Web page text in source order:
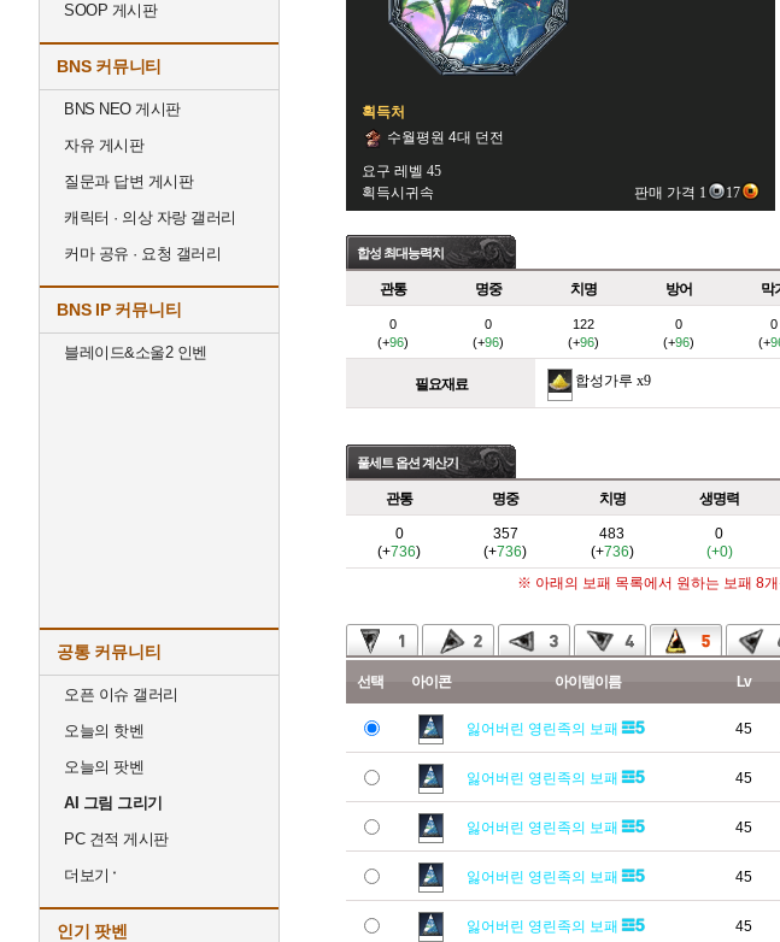
SOOP 게시판
BNS 커뮤니티
BNS NEO 게시판
자유 게시판
질문과 답변 게시판
캐릭터 · 의상 자랑 갤러리
커마 공유 · 요청 갤러리
BNS IP 커뮤니티
블레이드&소울2 인벤
공통 커뮤니티
오픈 이슈 갤러리
오늘의 핫벤
오늘의 팟벤
AI 그림 그리기
PC 견적 게시판
더보기
인기 팟벤
획득처
수월평원 4대 던전
요구 레벨 45
획득시귀속
판매 가격 1 17
합성 최대능력치
관통 명중 치명 방어 막
0
(+96)
0
(+96)
122
(+96)
0
(+96)
0
(+
필요재료 합성가루 x9
풀세트 옵션 계산기
관통 명중 치명 생명력
0
(+736)
357
(+736)
483
(+736)
0
(+0)
※ 아래의 보패 목록에서 원하는 보패 8
선택 아이콘 아이템이름 Lv
잃어버린 영린족의 보패 45
잃어버린 영린족의 보패 45
잃어버린 영린족의 보패 45
잃어버린 영린족의 보패 45
잃어버린 영린족의 보패 45